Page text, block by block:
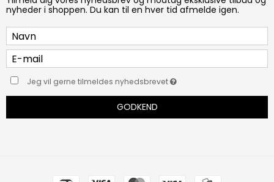
nyheder i shoppen. Du kan til en hver tid afmelde igen.
Jeg vil gerne tilmeldes nyhedsbrevet
GODKEND